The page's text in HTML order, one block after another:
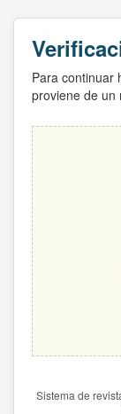
Para continuar
proviene de un
Sistema de